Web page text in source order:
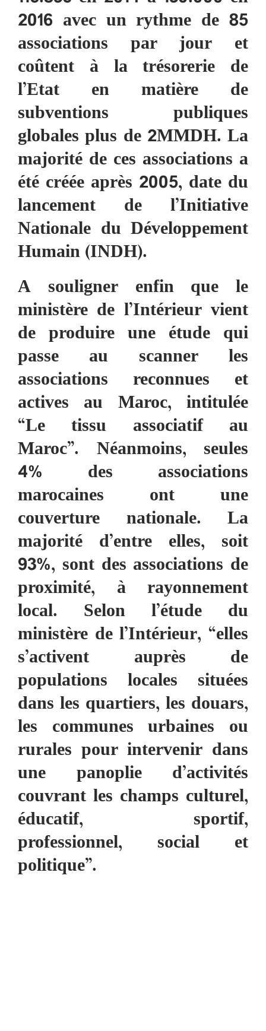
2016 avec un rythme de 85
associations par jour et
coûtent à la trésorerie de
l’Etat en matière de
subventions publiques
globales plus de 2MMDH. La
majorité de ces associations a
été créée après 2005, date du
lancement de l’Initiative
Nationale du Développement
Humain (INDH).
A souligner enfin que le
ministère de l’Intérieur vient
de produire une étude qui
passe au scanner les
associations reconnues et
actives au Maroc, intitulée
“Le tissu associatif au
Maroc”. Néanmoins, seules
4% des associations
marocaines ont une
couverture nationale. La
majorité d’entre elles, soit
93%, sont des associations de
proximité, à rayonnement
local. Selon l’étude du
ministère de l’Intérieur, “elles
s’activent auprès de
populations locales situées
dans les quartiers, les douars,
les communes urbaines ou
rurales pour intervenir dans
une panoplie d’activités
couvrant les champs culturel,
éducatif, sportif,
professionnel, social et
politique”.